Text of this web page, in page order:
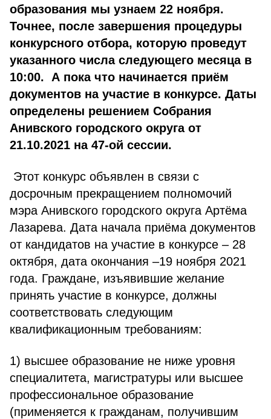
образования мы узнаем 22 ноября.
Точнее, после завершения процедуры
конкурсного отбора, которую проведут
указанного числа следующего месяца в
10:00. А пока что начинается приём
документов на участие в конкурсе. Даты
определены решением Собрания
Анивского городского округа от
21.10.2021 на 47-ой сессии.
Этот конкурс объявлен в связи с
досрочным прекращением полномочий
мэра Анивского городского округа Артёма
Лазарева. Дата начала приёма документов
от кандидатов на участие в конкурсе – 28
октября, дата окончания –19 ноября 2021
года. Граждане, изъявившие желание
принять участие в конкурсе, должны
соответствовать следующим
квалификационным требованиям:
1) высшее образование не ниже уровня
специалитета, магистратуры или высшее
профессиональное образование
(применяется к гражданам, получившим